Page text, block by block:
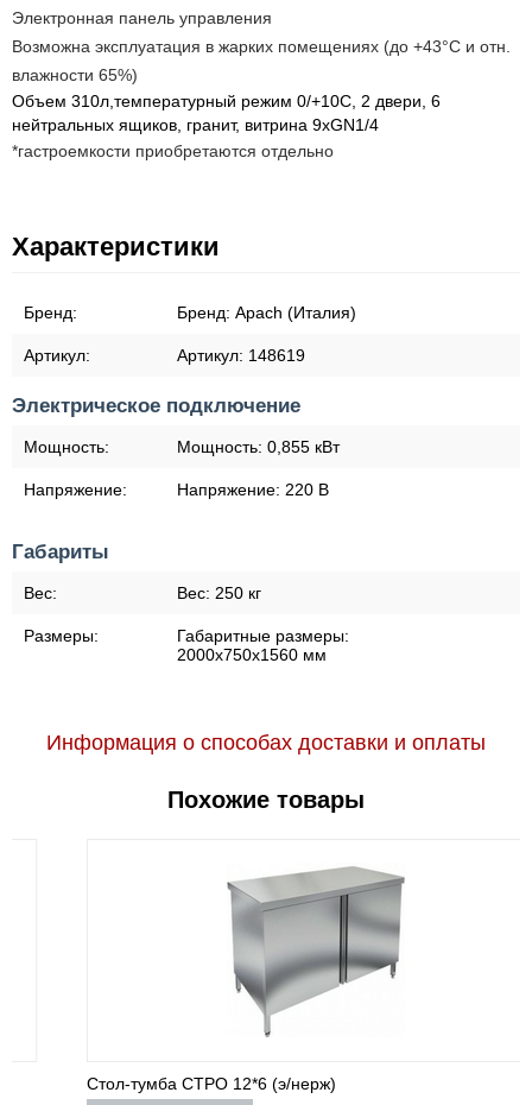
Электронная панель управления
Возможна эксплуатация в жарких помещениях (до +43°С и отн.
влажности 65%)
Объем 310л,температурный режим 0/+10С, 2 двери, 6
нейтральных ящиков, гранит, витрина 9хGN1/4
*гастроемкости приобретаются отдельно
Характеристики
Бренд: Бренд: Apach (Италия)
Артикул: Артикул: 148619
Электрическое подключение
Мощность: Мощность: 0,855 кВт
Напряжение: Напряжение: 220 В
Габариты
Вес: Вес: 250 кг
Размеры:
Габаритные размеры:
2000х750х1560 мм
Информация о способах доставки и оплаты
Похожие товары
Стол-тумба СТРО 12*6 (э/нерж)